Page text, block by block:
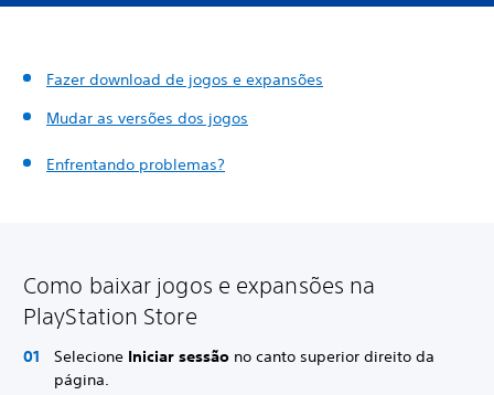
Fazer download de jogos e expansões
Mudar as versões dos jogos
Enfrentando problemas?
Como baixar jogos e expansões na
PlayStation Store
Selecione Iniciar sessão no canto superior direito da
página.